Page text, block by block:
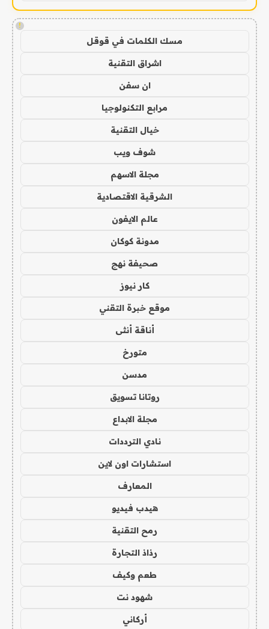
!
مسك الكلمات في قوقل
اشراق التقنية
ان سفن
مرابع التكنولوجيا
خيال التقنية
شوف ويب
مجلة الاسهم
الشرقية الاقتصادية
عالم الايفون
مدونة كوكان
صحيفة نهج
كار نيوز
موقع خبرة التقني
أناقة أنثى
متورخ
مدسن
روتانا تسويق
مجلة الابداع
نادي الترددات
استشارات اون لاين
المعارف
هيدب فيديو
رمح التقنية
رذاذ التجارة
طعم وكيف
شهود نت
أركاني